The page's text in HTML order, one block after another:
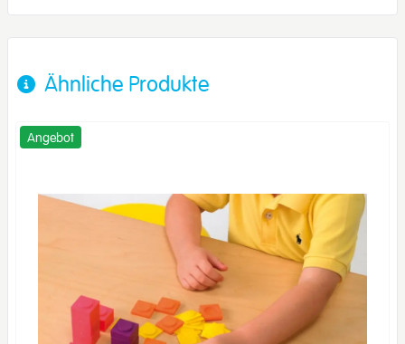
Ähnliche Produkte
Angebot